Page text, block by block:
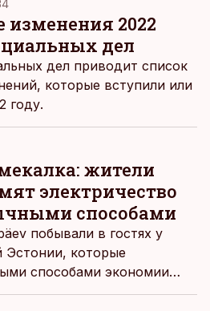
2022
дел
дел приводит список
которые вступили или
году.
жители
электричество
способами
побывали в гостях у
Эстонии, которые
способами экономии
хозяйство при свете